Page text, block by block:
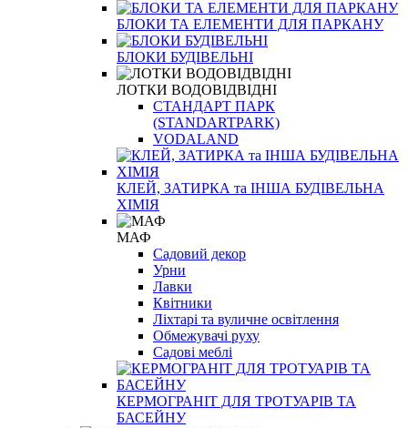
БЛОКИ ТА ЕЛЕМЕНТИ ДЛЯ ПАРКАНУ
БЛОКИ БУДІВЕЛЬНІ
ЛОТКИ ВОДОВІДВІДНІ
СТАНДАРТ ПАРК
(STANDARTPARK)
VODALAND
КЛЕЙ, ЗАТИРКА та ІНША БУДІВЕЛЬНА
ХІМІЯ
МАФ
Садовий декор
Урни
Лавки
Квітники
Ліхтарі та вуличне освітлення
Обмежувачі руху
Садові меблі
КЕРМОГРАНІТ ДЛЯ ТРОТУАРІВ ТА
БАСЕЙНУ